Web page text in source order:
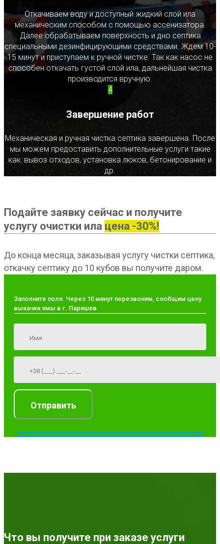
Откачиваем воду и доступный жидкий слой ила
механическим способом с помощью ассенизатора.
Далее обрабатываем поверхность и дно септика
специальными дезинфицирующими средствами. Ждем 10-
15 минут и приступаем к ручной чистке. Так как насос не
способен откачать густой слой ила, дальнейшая чистка
производится вручную.
4
Завершение работ
Механическая и ручная чистка септика завершена. После
мы можем предоставить дополнительные услуги такие
как: вывоз отходов, установка люков, бетонирование и
др.
Подайте заявку сейчас и получите
услугу очистки ила цена -30%!
До конца месяца, заказывая услугу чистки септика,
откачку септику до 10 кубов вы получите даром.
Заполните поля. Через 10 минут перезвоним, сообщим цену
выкачки ямы в г. Паришев
Что вы получите при заказе услуги